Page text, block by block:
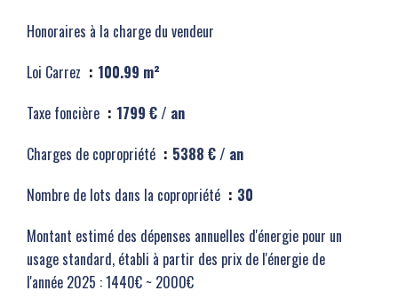
Honoraires à la charge du vendeur
Loi Carrez
100.99 m²
Taxe foncière
1799 € / an
Charges de copropriété
5388 € / an
Nombre de lots dans la copropriété
30
Montant estimé des dépenses annuelles d'énergie pour un
usage standard, établi à partir des prix de l'énergie de
l'année 2025 : 1440€ ~ 2000€